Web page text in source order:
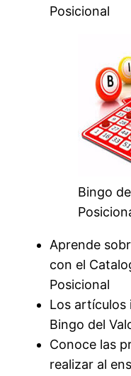
Posicional
Bingo
Aprende
con el
Posicional
Los artículos
Bingo del
Conoce las
realizar al